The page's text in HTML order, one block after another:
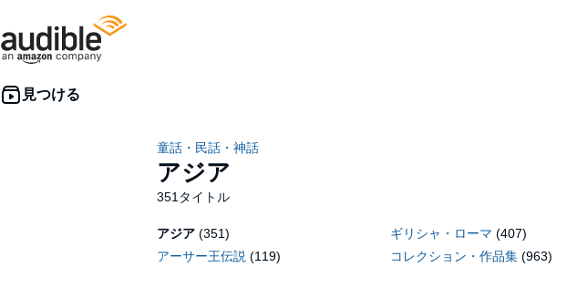
童話・民話・神話
アジア
351タイトル
アジア (351) ギリシャ・ローマ (407)
アーサー王伝説 (119) コレクション・作品集 (963)